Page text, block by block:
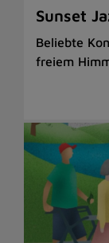
Sunset
Beliebte
freiem